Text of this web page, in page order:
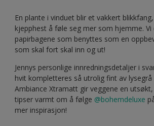
En plante i vinduet blir et vakkert
kjepphest å føle seg mer som hjemme. Vi
papirbagene som benyttes som en
som skal fort skal inn og ut!
Jennys personlige innredningsdetaljer i
hvit kompletteres så utrolig fint av lysegrå
Ambiance Xtramatt gir veggene en
tipser varmt om å følge @bohemdeluxe
mer inspirasjon!